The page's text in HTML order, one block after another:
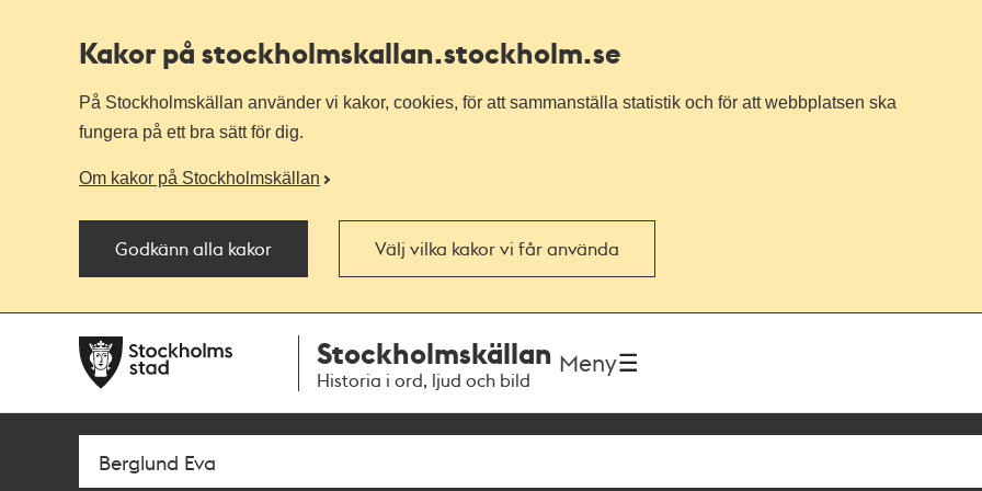
Kakor på stockholmskallan.stockholm.se
På Stockholmskällan använder vi kakor, cookies, för att sammanställa statistik och för att webbplatsen ska
fungera på ett bra sätt för dig.
Om kakor på Stockholmskällan
Godkänn alla kakor Välj vilka kakor vi får använda
navigationen
huvudinnehållet
Stockholmskällan
Historia i ord, ljud och bild
Meny
Sök